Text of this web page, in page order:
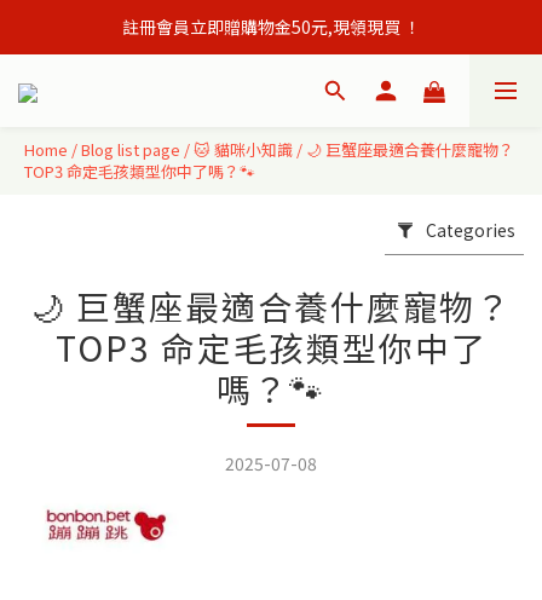
會員單筆訂單滿500元免運出貨！
註冊會員立即贈購物金50元,現領現買 ！
會員單筆訂單滿500元免運出貨！
Home /Blog list page /🐱 貓咪小知識 / 🌙 巨蟹座最適合養什麼寵物？
TOP3 命定毛孩類型你中了嗎？🐾
Categories
🌙 巨蟹座最適合養什麼寵物？
TOP3 命定毛孩類型你中了
嗎？🐾
2025-07-08